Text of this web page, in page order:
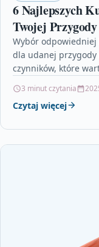
6 Najlepszych
Twojej Przygody
Wybór
dla udanej
czynników, które
3 minut czytania
Czytaj więcej